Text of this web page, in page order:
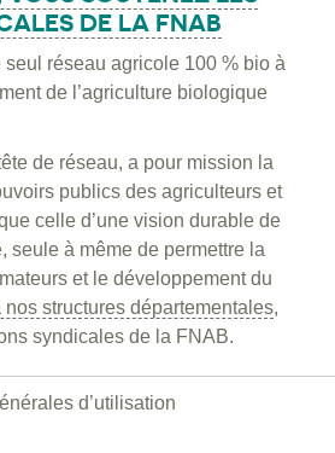
DE LA FNAB
seul réseau agricole 100 % bio à
de l’agriculture biologique
de réseau, a pour mission la
publics des agriculteurs et
celle d’une vision durable de
seule à même de permettre la
et le développement du
nos structures départementales,
syndicales de la FNAB.
d’utilisation